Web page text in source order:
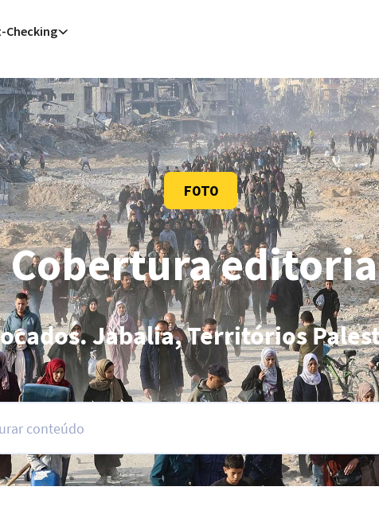
Checking
(AFP)| 06/08/2026 - 11:15:33| Irã anuncia acordo com Omã sobre Ormuz mas diz que reabertura depende dos
Washington (AFP)| 06/08/2026 - 11:10:23| Trump nega escassez de munições e ameaça quem sugere o
Madri (AFP)
| 06/08/2026 - 03:00:50| Ceuta alerta que situação dos menores migrantes é 'insustentável'
(AFP)| 06/08/2026 - 02:26:42
| Alemanha alerta para ‘nova ameaça’ após incidente em aeroporto-chave para
Angeles (AFP)| 06/08/2026 - 01:17:07| Homem armado detido em campo de golfe de Trump na Califórnia é
Detroit (AFP)| 06/08/2026 - 00:27:26| Candidato progressista Abdul El-Sayed vence primárias democratas no
Teerã (AFP)
| 05/08/2026 - 22:32:11| Presidente do Irã diz que comunicação com líder supremo é "muito difícil
Sana (AFP) | 05/08/2026 - 22:08:42| Rebeldes houthis do Iêmen afirmam ter atacado dois petroleiros
Angeles (AFP)| 05/08/2026 - 21:42:02| Homem armado detido em campo de golfe de Trump na Califórnia é
FOTO
Cobertura
Jabalia, Territórios